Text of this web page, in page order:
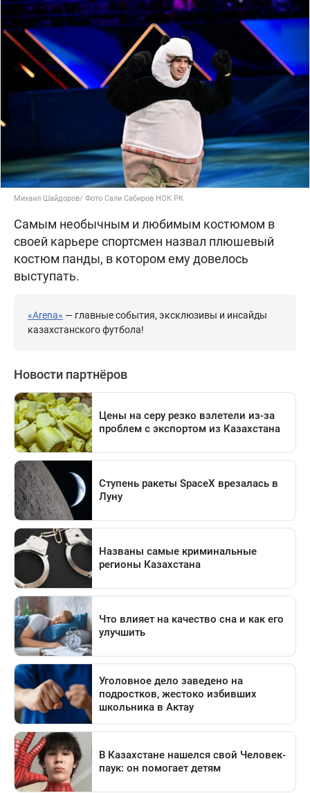
Михаил Шайдоров/ Фото Сали Сабиров НОК РК
Самым необычным и любимым костюмом в
своей карьере спортсмен назвал плюшевый
костюм панды, в котором ему довелось
выступать.
«Arena» — главные события, эксклюзивы и инсайды
казахстанского футбола!